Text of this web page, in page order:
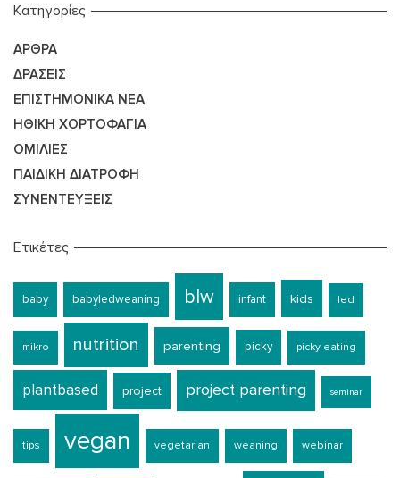
Kατηγορίες
ΆΡΘΡΑ
ΔΡΆΣΕΙΣ
ΕΠΙΣΤΗΜΟΝΙΚΆ ΝΈΑ
ΗΘΙΚΉ ΧΟΡΤΟΦΑΓΊΑ
ΟΜΙΛΊΕΣ
ΠΑΙΔΙΚΉ ΔΙΑΤΡΟΦΉ
ΣΥΝΕΝΤΕΎΞΕΙΣ
Ετικέτες
baby babyledweaning blw infant kids led
mikro nutrition parenting picky picky eating
plantbased project project parenting seminar
tips vegan vegetarian weaning webinar